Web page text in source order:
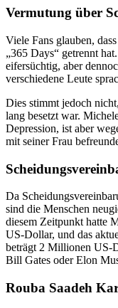
Vermutung über
Viele Fans glauben,
„365 Days“ getrennt
eifersüchtig, aber
verschiedene Leute
Dies stimmt jedoch
lang besetzt war.
Depression, ist aber
mit seiner Frau
Da
sind die Menschen
diesem Zeitpunkt hatte
US-Dollar, und das
beträgt 2 Millionen US-
Bill Gates oder Elon
Rouba Saadeh